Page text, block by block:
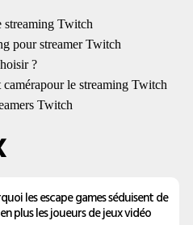
les escape games séduisent de
plus les joueurs de jeux vidéo